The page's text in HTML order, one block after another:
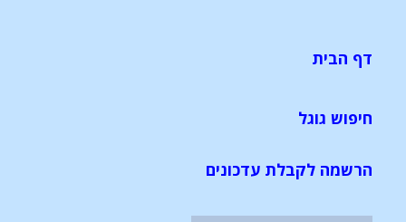
דף הבית
חיפוש גוגל
הרשמה לקבלת עדכונים